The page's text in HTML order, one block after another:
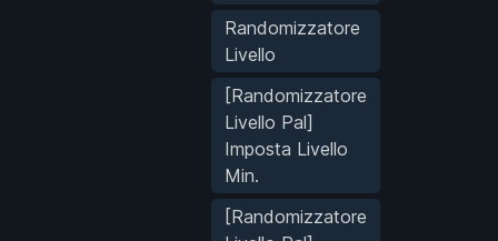
Randomizzatore
Livello
[Randomizzatore
Livello Pal]
Imposta Livello
Min.
[Randomizzatore